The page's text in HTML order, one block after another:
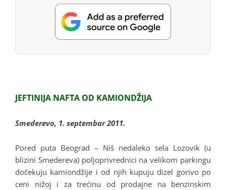
JEFTINIJA NAFTA OD KAMIONDŽIJA
Smederevo, 1. septembar 2011.
Pored puta Beograd – Niš nedaleko sela Lozovik (u
blizini Smedereva) poljoprivrednici na velikom parkingu
dočekuju kamiondžije i od njih kupuju dizel gorivo po
ceni nižoj i za trećinu od prodajne na benzinskim